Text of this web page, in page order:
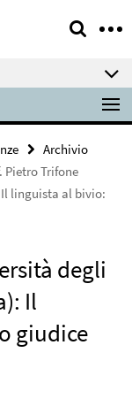
Archivio
Pietro Trifone
linguista al bivio:
degli
Il
giudice